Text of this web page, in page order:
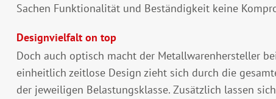
Sachen Funktionalität und Beständigkeit keine
Designvielfalt on top
Doch auch optisch macht der Metallwarenhersteller
einheitlich zeitlose Design zieht sich durch die
der jeweiligen Belastungsklasse. Zusätzlich lassen